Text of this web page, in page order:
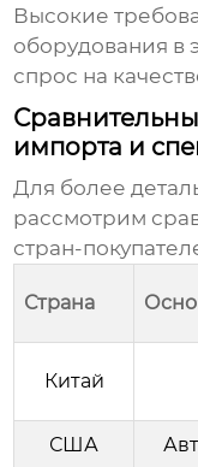
Высокие
оборудования в
спрос на
импорта и
Для более
рассмотрим
стран-
Страна
Китай
США